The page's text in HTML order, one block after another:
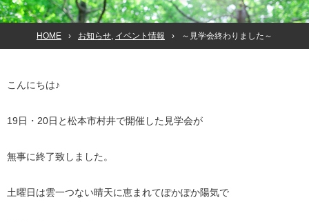
HOME お知らせ, イベント情報 ～見学会終わりました～
こんにちは♪
19日・20日と松本市村井で開催した見学会が
無事に終了致しました。
土曜日は雲一つない晴天に恵まれてぽかぽか陽気で